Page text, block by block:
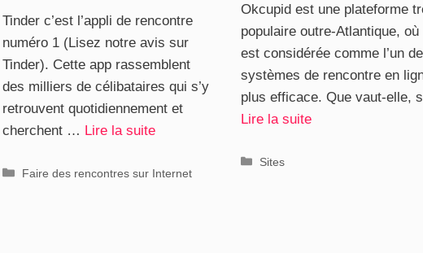
Tinder c’est l’appli de rencontre
numéro 1 (Lisez notre avis sur
Tinder). Cette app rassemblent
des milliers de célibataires qui s’y
retrouvent quotidiennement et
cherchent … Lire la suite
Catégories
Faire des rencontres sur Internet
Okcupid est une plateforme
populaire outre-Atlantique, où
est considérée comme l’un
systèmes de rencontre en
plus efficace. Que vaut-elle,
Lire la suite
Catégories
Sites